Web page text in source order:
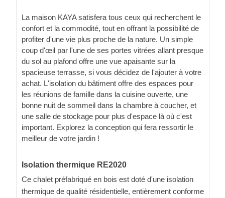
La maison KAYA satisfera tous ceux qui recherchent le
confort et la commodité, tout en offrant la possibilité de
profiter d'une vie plus proche de la nature. Un simple
coup d'œil par l'une de ses portes vitrées allant presque
du sol au plafond offre une vue apaisante sur la
spacieuse terrasse, si vous décidez de l'ajouter à votre
achat. L'isolation du bâtiment offre des espaces pour
les réunions de famille dans la cuisine ouverte, une
bonne nuit de sommeil dans la chambre à coucher, et
une salle de stockage pour plus d'espace là où c'est
important. Explorez la conception qui fera ressortir le
meilleur de votre jardin !
Isolation thermique RE2020
Ce chalet préfabriqué en bois est doté d'une isolation
thermique de qualité résidentielle, entièrement conforme